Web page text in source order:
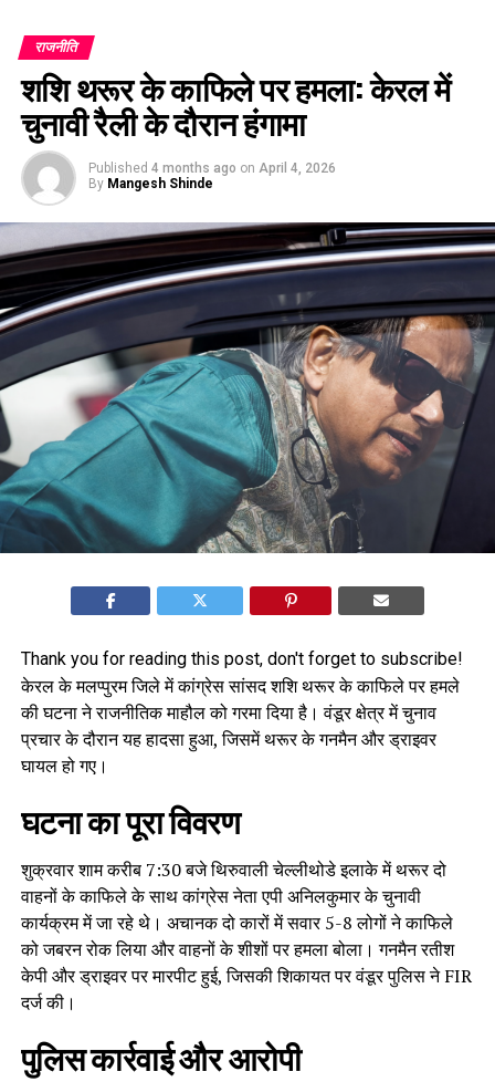
राजनीति
शशि थरूर के काफिले पर हमला: केरल में
चुनावी रैली के दौरान हंगामा
Published 4 months ago on April 4, 2026
By Mangesh Shinde
Thank you for reading this post, don't forget to subscribe!
केरल के मलप्पुरम जिले में कांग्रेस सांसद शशि थरूर के काफिले पर हमले
की घटना ने राजनीतिक माहौल को गरमा दिया है। वंडूर क्षेत्र में चुनाव
प्रचार के दौरान यह हादसा हुआ, जिसमें थरूर के गनमैन और ड्राइवर
घायल हो गए।
घटना का पूरा विवरण
शुक्रवार शाम करीब 7:30 बजे थिरुवाली चेल्लीथोडे इलाके में थरूर दो
वाहनों के काफिले के साथ कांग्रेस नेता एपी अनिलकुमार के चुनावी
कार्यक्रम में जा रहे थे। अचानक दो कारों में सवार 5-8 लोगों ने काफिले
को जबरन रोक लिया और वाहनों के शीशों पर हमला बोला। गनमैन रतीश
केपी और ड्राइवर पर मारपीट हुई, जिसकी शिकायत पर वंडूर पुलिस ने FIR
दर्ज की।
पुलिस कार्रवाई और आरोपी